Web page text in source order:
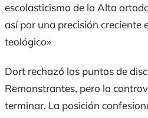
escolasticismo de la Alta
así por una precisión creciente
teológico»
Dort rechazó los puntos de
Remonstrantes, pero la
terminar. La posición